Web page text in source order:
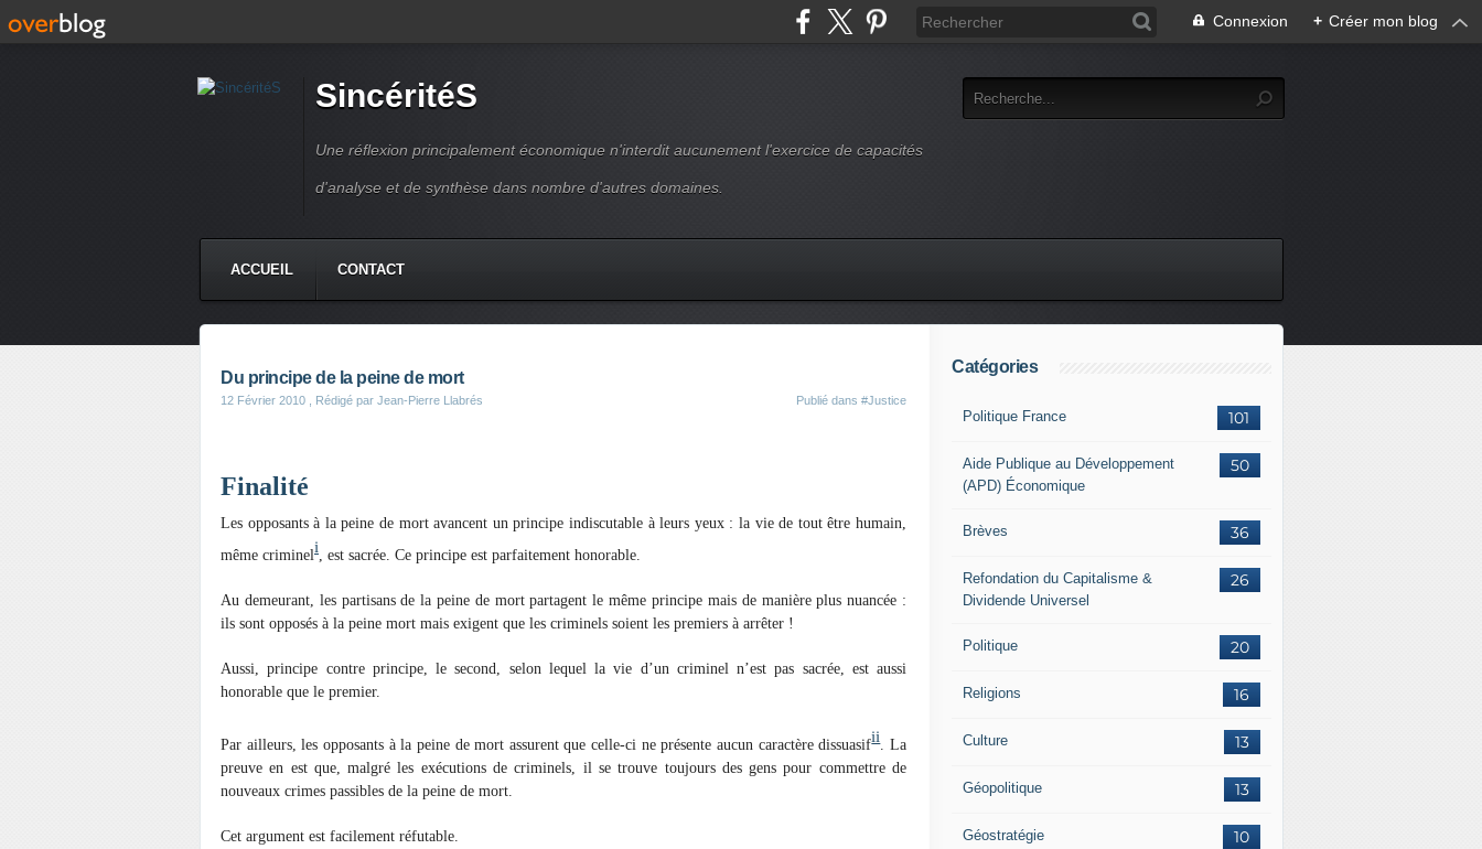
Connexion + Créer mon blog
SincéritéS
Une réflexion principalement économique n'interdit aucunement l'exercice de capacités
d'analyse et de synthèse dans nombre d'autres domaines.
ACCUEIL CONTACT
Du principe de la peine de mort
12 Février 2010 , Rédigé par Jean-Pierre Llabrés Publié dans #Justice
Finalité
Les opposants à la peine de mort avancent un principe indiscutable à leurs yeux : la vie de tout être humain,
même crimineli , est sacrée. Ce principe est parfaitement honorable.
Au demeurant, les partisans de la peine de mort partagent le même principe mais de manière plus nuancée :
ils sont opposés à la peine mort mais exigent que les criminels soient les premiers à arrêter !
Aussi, principe contre principe, le second, selon lequel la vie d’un criminel n’est pas sacrée, est aussi
honorable que le premier.
Par ailleurs, les opposants à la peine de mort assurent que celle-ci ne présente aucun caractère dissuasifii. La
preuve en est que, malgré les exécutions de criminels, il se trouve toujours des gens pour commettre de
nouveaux crimes passibles de la peine de mort.
Cet argument est facilement réfutable.
Catégories
101
Politique France
50
Aide Publique au Développement
(APD) Économique
36
Brèves
26
Refondation du Capitalisme &
Dividende Universel
20
Politique
16
Religions
13
Culture
13
Géopolitique
10
Géostratégie